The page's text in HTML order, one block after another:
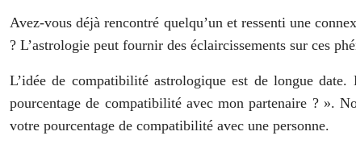
Avez-vous déjà rencontré quelqu’un et ressenti une
? L’astrologie peut fournir des éclaircissements sur ces
L’idée de compatibilité astrologique est de longue
pourcentage de compatibilité avec mon partenaire ? ».
votre pourcentage de compatibilité avec une personne.